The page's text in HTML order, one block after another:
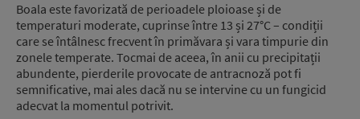
Boala este favorizată de perioadele ploioase și de
temperaturi moderate, cuprinse între 13 și 27°C – condiții
care se întâlnesc frecvent în primăvara și vara timpurie din
zonele temperate. Tocmai de aceea, în anii cu precipitații
abundente, pierderile provocate de antracnoză pot fi
semnificative, mai ales dacă nu se intervine cu un fungicid
adecvat la momentul potrivit.